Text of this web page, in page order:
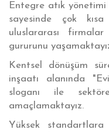
Entegre atık yönetimi
sayesinde çok
uluslararası
gururunu
Kentsel dönüşüm
inşaatı alanında
sloganı ile
amaçlamaktayız.
Yüksek